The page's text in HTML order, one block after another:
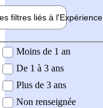
filtres liés à l'Expérience
demandée
Moins de 1 an
De 1 à 3 ans
Plus de 3 ans
Non renseignée